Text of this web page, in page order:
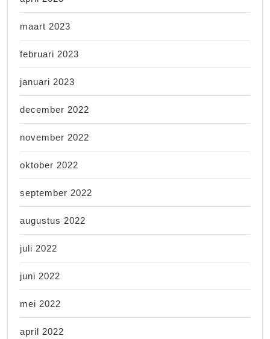
maart 2023
februari 2023
januari 2023
december 2022
november 2022
oktober 2022
september 2022
augustus 2022
juli 2022
juni 2022
mei 2022
april 2022